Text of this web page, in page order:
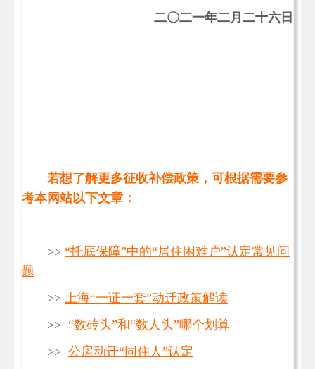
二〇二一年二月二十六日
若想了解更多征收补偿政策，可根据需要参
考本网站以下文章：
>> “托底保障”中的“居住困难户”认定常见问
题
>> 上海“一证一套”动迁政策解读
>> “数砖头”和“数人头”哪个划算
>> 公房动迁“同住人”认定